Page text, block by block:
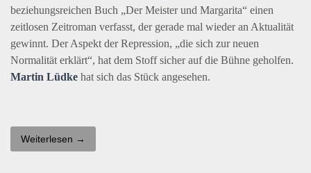
beziehungsreichen Buch „Der Meister und Margarita“ einen
zeitlosen Zeitroman verfasst, der gerade mal wieder an Aktualität
gewinnt. Der Aspekt der Repression, „die sich zur neuen
Normalität erklärt“, hat dem Stoff sicher auf die Bühne geholfen.
Martin Lüdke hat sich das Stück angesehen.
Weiterlesen →